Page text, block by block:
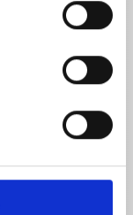
0,799kg
1,1kg